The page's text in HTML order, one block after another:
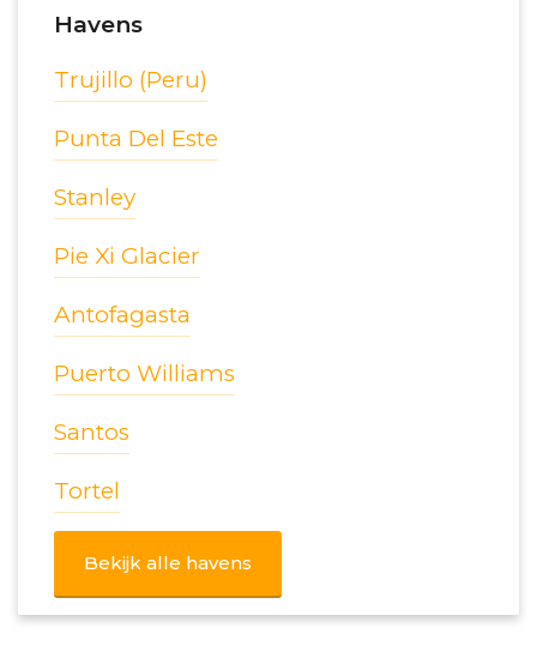
Havens
Trujillo (Peru)
Punta Del Este
Stanley
Pie Xi Glacier
Antofagasta
Puerto Williams
Santos
Tortel
Bekijk alle havens